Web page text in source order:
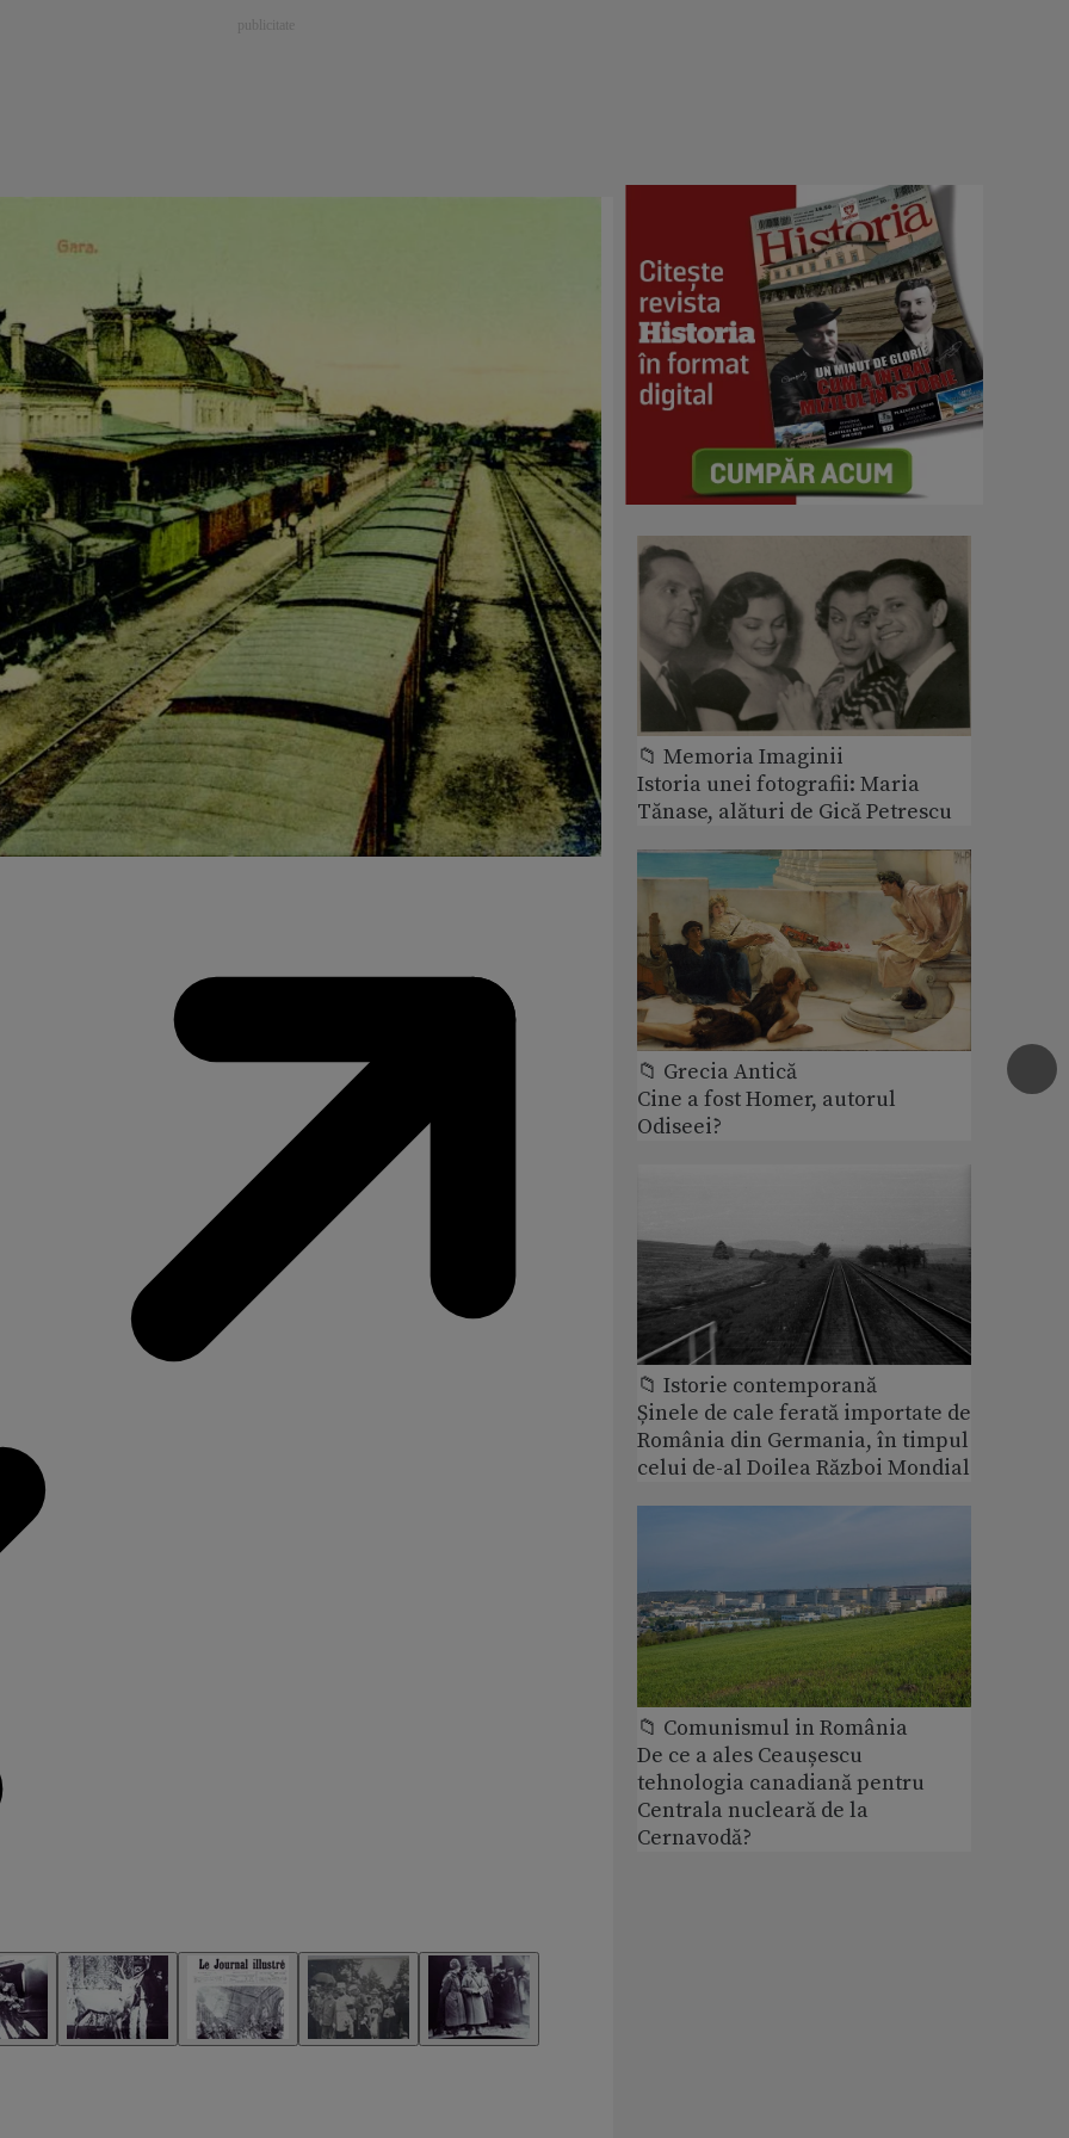
📁 Memoria Imaginii
Istoria unei fotografii: Maria
Tănase, alături de Gică Petrescu
📁 Grecia Antică
Cine a fost Homer, autorul
Odiseei?
📁 Istorie contemporană
Șinele de cale ferată importate de
România din Germania, în timpul
celui de-al Doilea Război Mondial
📁 Comunismul in România
De ce a ales Ceaușescu
tehnologia canadiană pentru
Centrala nucleară de la
Cernavodă?